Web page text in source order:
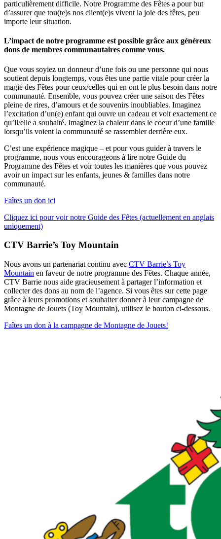
particulièrement difficile. Notre Programme des Fêtes a pour but
d’assurer que tou(te)s nos client(e)s vivent la joie des fêtes, peu
importe leur situation.
L’impact de notre programme est possible grâce aux généreux
dons de membres communautaires comme vous.
Que vous soyiez un donneur d’une fois ou une personne qui nous
soutient depuis longtemps, vous êtes une partie vitale pour créer la
magie des Fêtes pour ceux/celles qui en ont le plus besoin dans notre
communauté. Ensemble, vous pouvez créer une saison des Fêtes
pleine de rires, d’amours et de souvenirs inoubliables. Imaginez
l’excitation d’un(e) enfant qui ouvre un cadeau et voit exactement ce
qu’il/elle a souhaité. Imaginez la chaleur dans le coeur d’une famille
lorsqu’ils voient la communauté se rassembler derrière eux.
C’est une expérience magique – et pour vous guider à travers le
programme, nous vous encourageons à lire notre Guide du
Programme des Fêtes et voir toutes les manières que vous pouvez
avoir un impact sur les enfants, jeunes & familles dans notre
communauté.
Faîtes un don ici
Cliquez ici pour voir notre Guide des Fêtes (actuellement en anglais
uniquement)
CTV Barrie’s Toy Mountain
Nous avons un partenariat continu avec CTV Barrie’s Toy
Mountain en faveur de notre programme des Fêtes. Chaque année,
CTV Barrie nous aide gracieusement à partager l’information et
collecter des dons au nom de l’agence. Si vous êtes sur cette page
grâce à leurs promotions et souhaiter donner à leur campagne de
Montagne de Jouets (Toy Mountain), utilisez le bouton ci-dessous.
Faîtes un don à la campagne de Montagne de Jouets!